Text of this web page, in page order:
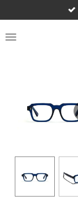
direct
naar